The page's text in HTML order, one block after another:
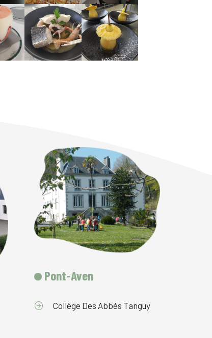
Pont-Aven
Collège Des Abbés Tanguy